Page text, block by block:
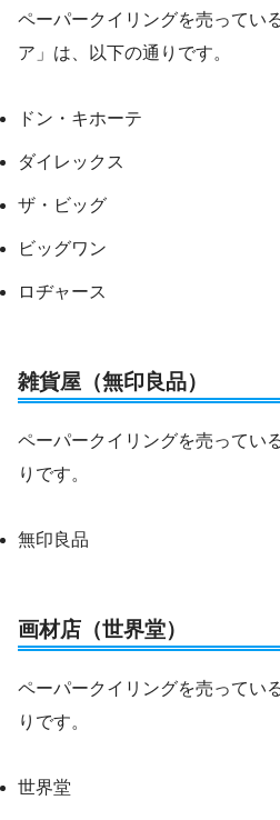
ペーパークイリングを売ってい
ア」は、以下の通りです。
ドン・キホーテ
ダイレックス
ザ・ビッグ
ビッグワン
ロヂャース
雑貨屋（無印良品）
ペーパークイリングを売ってい
りです。
無印良品
画材店（世界堂）
ペーパークイリングを売ってい
りです。
世界堂